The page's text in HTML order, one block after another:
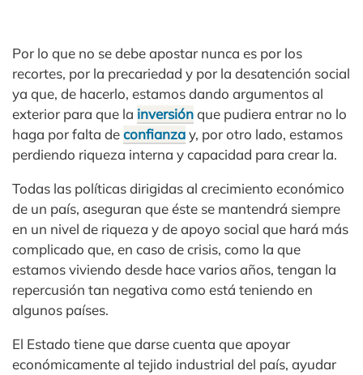
Por lo que no se debe apostar nunca es por los
recortes, por la precariedad y por la desatención social
ya que, de hacerlo, estamos dando argumentos al
exterior para que la inversiónque pudiera entrar no lo
haga por falta deconfianzay, por otro lado, estamos
perdiendo riqueza interna y capacidad para crear la.
Todas las políticas dirigidas al crecimiento económico
de un país, aseguran que éste se mantendrá siempre
en un nivel de riqueza y de apoyo social que hará más
complicado que, en caso de crisis, como la que
estamos viviendo desde hace varios años, tengan la
repercusión tan negativa como está teniendo en
algunos países.
El Estado tiene que darse cuenta que apoyar
económicamente al tejido industrial del país, ayudar